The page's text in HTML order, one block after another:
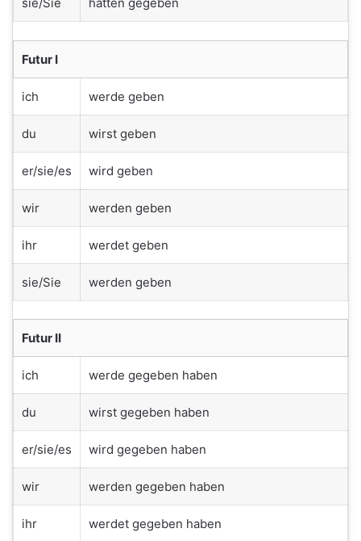
Futur I
ich werde geben
du wirst geben
er/sie/es wird geben
wir werden geben
ihr werdet geben
sie/Sie werden geben
Futur II
ich werde gegeben haben
du wirst gegeben haben
er/sie/es wird gegeben haben
wir werden gegeben haben
ihr werdet gegeben haben